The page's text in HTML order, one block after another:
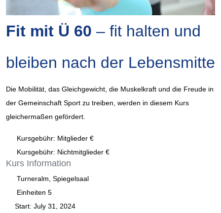
Fit mit Ü 60 – fit halten und
bleiben nach der Lebensmitte
Die Mobilität, das Gleichgewicht, die Muskelkraft und die Freude in
der Gemeinschaft Sport zu treiben, werden in diesem Kurs
gleichermaßen gefördert.
Kursgebühr: Mitglieder €
Kursgebühr: Nichtmitglieder €
Kurs Information
Turneralm, Spiegelsaal
Einheiten 5
Start: July 31, 2024